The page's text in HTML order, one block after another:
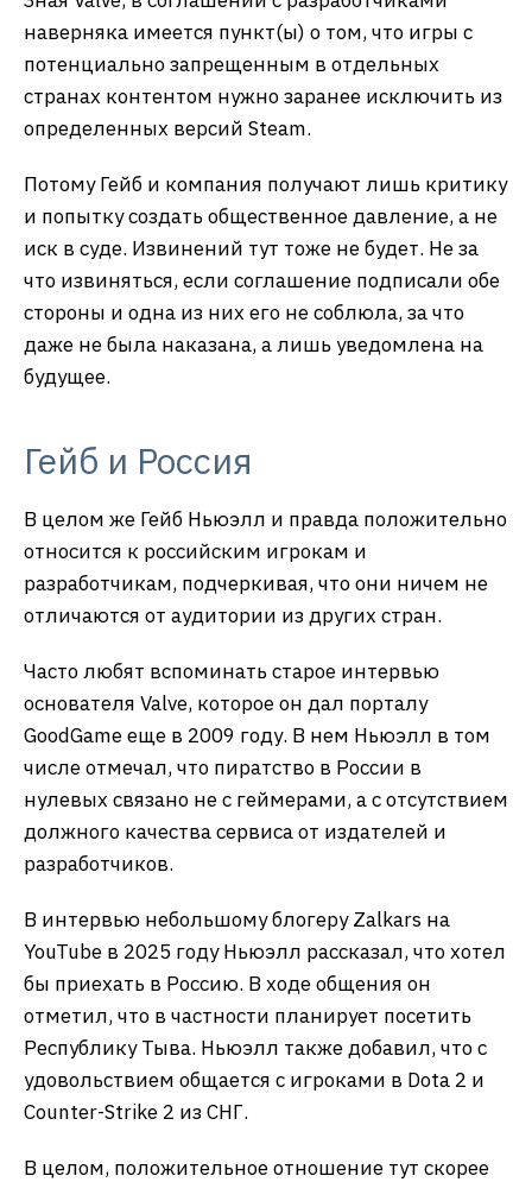
наверняка имеется пункт(ы) о том, что игры с
потенциально запрещенным в отдельных
странах контентом нужно заранее исключить из
определенных версий Steam.
Потому Гейб и компания получают лишь критику
и попытку создать общественное давление, а не
иск в суде. Извинений тут тоже не будет. Не за
что извиняться, если соглашение подписали обе
стороны и одна из них его не соблюла, за что
даже не была наказана, а лишь уведомлена на
будущее.
Гейб и Россия
В целом же Гейб Ньюэлл и правда положительно
относится к российским игрокам и
разработчикам, подчеркивая, что они ничем не
отличаются от аудитории из других стран.
Часто любят вспоминать старое интервью
основателя Valve, которое он дал порталу
GoodGame еще в 2009 году. В нем Ньюэлл в том
числе отмечал, что пиратство в России в
нулевых связано не с геймерами, а с отсутствием
должного качества сервиса от издателей и
разработчиков.
В интервью небольшому блогеру Zalkars на
YouTube в 2025 году Ньюэлл рассказал, что хотел
бы приехать в Россию. В ходе общения он
отметил, что в частности планирует посетить
Республику Тыва. Ньюэлл также добавил, что с
удовольствием общается с игроками в Dota 2 и
Counter-Strike 2 из СНГ.
В целом, положительное отношение тут скорее